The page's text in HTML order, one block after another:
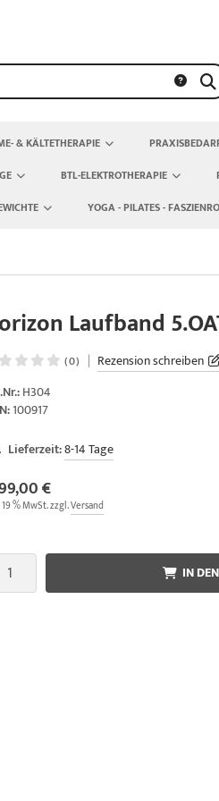
& KÄLTETHERAPIE
BTL-ELEKTROTHERAPIE
YOGA - PILATES -
Laufband
(0) | Rezension schreiben
H304
100917
Lieferzeit:8-14 Tage
€
% MwSt. zzgl.Versand
IN